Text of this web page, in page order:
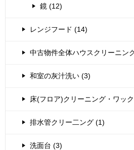
鏡 (12)
レンジフード (14)
中古物件全体ハウスクリーニン
和室の灰汁洗い (3)
床(フロア)クリーニング・ワッ
排水管クリー二ング (1)
洗面台 (3)